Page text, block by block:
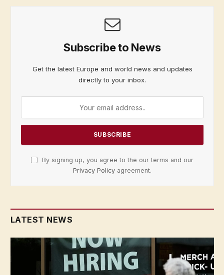
Subscribe to News
Get the latest Europe and world news and updates
directly to your inbox.
By signing up, you agree to the our terms and our
Privacy Policy agreement.
LATEST NEWS